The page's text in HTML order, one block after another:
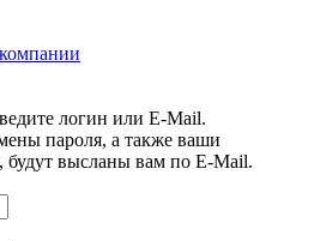
логин или E-Mail.
пароля, а также ваши
будут высланы вам по E-Mail.